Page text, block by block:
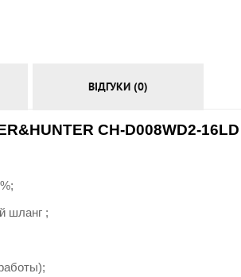
ВІДГУКИ (0)
CH-D008WD2-16LD
шланг ;